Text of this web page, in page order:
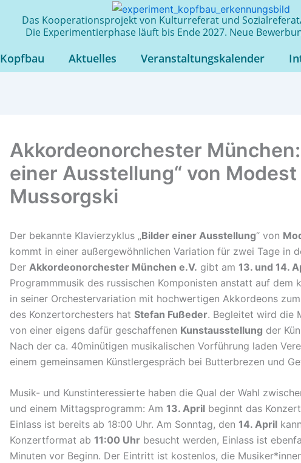
Das Kooperationsprojekt von Kulturreferat und
Die Experimentierphase läuft bis Ende 2027. Neue
Kopfbau Aktuelles Veranstaltungskalender
Akkordeonorchester
einer Ausstellung“ von Modest
Mussorgski
Der bekannte Klavierzyklus „Bilder einer Ausstellung“ von
kommt in einer außergewöhnlichen Variation für zwei Tage in
Der Akkordeonorchester München e.V. gibt am 13. und 14.
Programmmusik des russischen Komponisten anstatt auf dem
in seiner Orchestervariation mit hochwertigen Akkordeons
des Konzertorchesters hat Stefan Fußeder. Begleitet wird die
von einer eigens dafür geschaffenen Kunstausstellung der
Nach der ca. 40minütigen musikalischen Vorführung laden
einem gemeinsamen Künstlergespräch bei Butterbrezen und
Musik- und Kunstinteressierte haben die Qual der Wahl
und einem Mittagsprogramm: Am 13. April beginnt das
Einlass ist bereits ab 18:00 Uhr. Am Sonntag, den 14. April
Konzertformat ab 11:00 Uhr besucht werden, Einlass ist
Minuten vor Beginn. Der Eintritt ist kostenlos, die